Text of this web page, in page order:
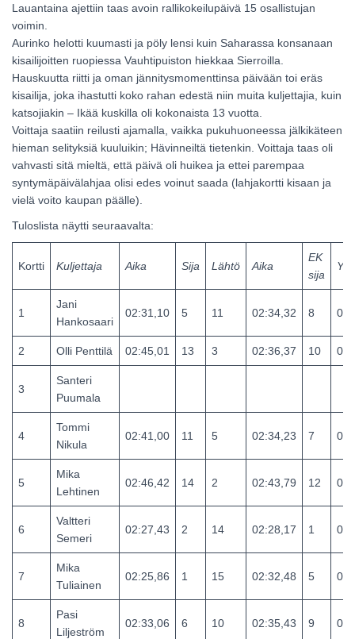
Lauantaina ajettiin taas avoin rallikokeilupäivä 15 osallistujan
voimin.
Aurinko helotti kuumasti ja pöly lensi kuin Saharassa konsanaan
kisailijoitten ruopiessa Vauhtipuiston hiekkaa Sierroilla.
Hauskuutta riitti ja oman jännitysmomenttinsa päivään toi eräs
kisailija, joka ihastutti koko rahan edestä niin muita kuljettajia, kuin
katsojiakin – Ikää kuskilla oli kokonaista 13 vuotta.
Voittaja saatiin reilusti ajamalla, vaikka pukuhuoneessa jälkikäteen
hieman selityksiä kuuluikin; Hävinneiltä tietenkin. Voittaja taas oli
vahvasti sitä mieltä, että päivä oli huikea ja ettei parempaa
syntymäpäivälahjaa olisi edes voinut saada (lahjakortti kisaan ja
vielä voito kaupan päälle).
Tuloslista näytti seuraavalta:
Kortti Kuljettaja Aika Sija Lähtö Aika
EK
sija
1
Jani
Hankosaari
02:31,10 5 11 02:34,32 8
2 Olli Penttilä 02:45,01 13 3 02:36,37 10
3
Santeri
Puumala
4
Tommi
Nikula
02:41,00 11 5 02:34,23 7
5
Mika
Lehtinen
02:46,42 14 2 02:43,79 12
6
Valtteri
Semeri
02:27,43 2 14 02:28,17 1
7
Mika
Tuliainen
02:25,86 1 15 02:32,48 5
8
Pasi
Liljeström
02:33,06 6 10 02:35,43 9